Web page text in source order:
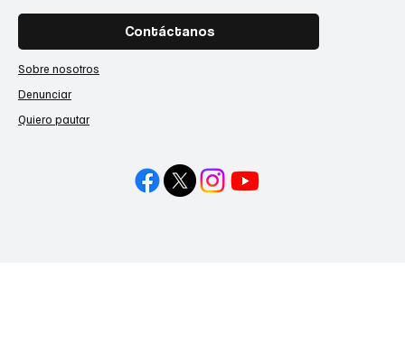
Contáctanos
Sobre nosotros
Denunciar
Quiero pautar